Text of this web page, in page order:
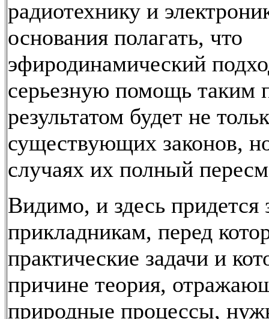
радиотехнику и
основания полагать, что
эфиродинамический
серьезную помощь таким
результатом будет не
существующих законов,
случаях их полный
Видимо, и здесь придется
прикладникам, перед
практические задачи и
причине теория,
природные процессы,